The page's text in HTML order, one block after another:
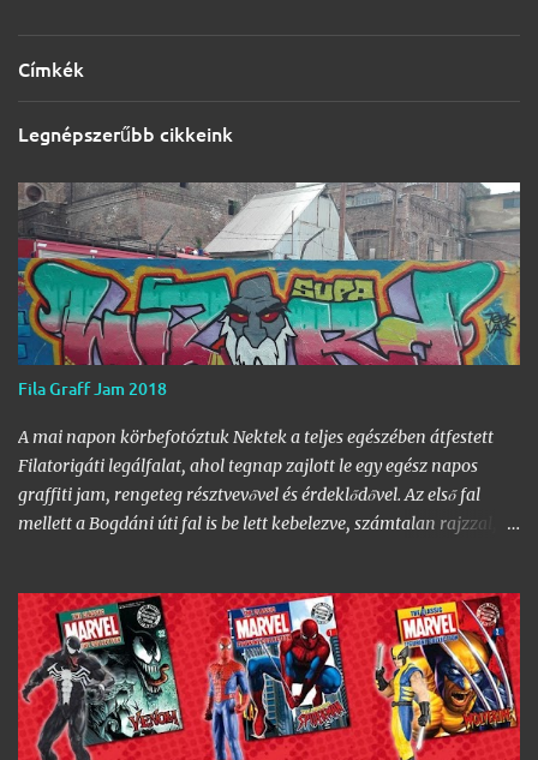
Címkék
Legnépszerűbb cikkeink
Fila Graff Jam 2018
A mai napon körbefotóztuk Nektek a teljes egészében átfestett
Filatorigáti legálfalat, ahol tegnap zajlott le egy egész napos
graffiti jam, rengeteg résztvevővel és érdeklődővel. Az első fal
mellett a Bogdáni úti fal is be lett kebelezve, számtalan rajzzal, és
graffiti jam rajzaival!